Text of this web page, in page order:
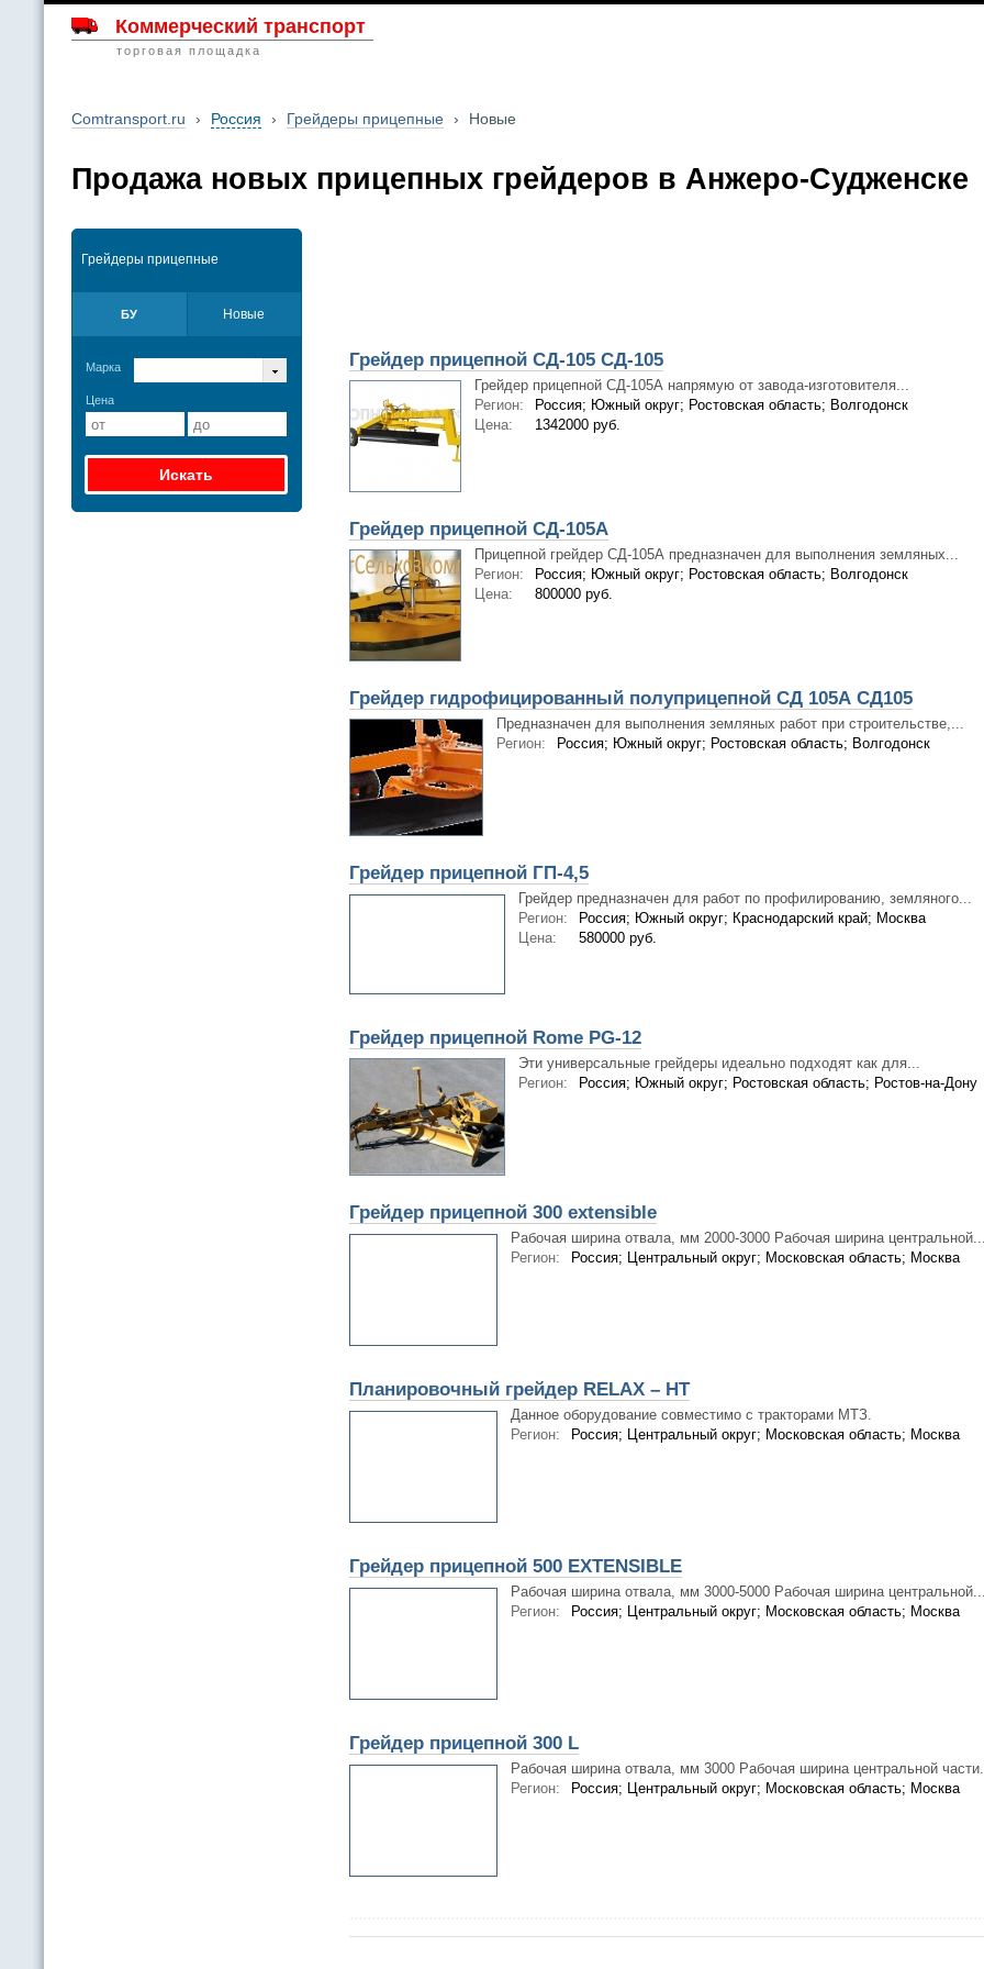
Коммерческий транспорт
торговая площадка
Comtransport.ru › Россия › Грейдеры прицепные › Новые
Продажа новых прицепных грейдеров в Анжеро-Судженске
Грейдеры прицепные
БУ Новые
Марка
Цена
Грейдер прицепной СД-105 СД-105
Грейдер прицепной СД-105А напрямую от завода-изготовителя...
Регион:
Россия; Южный округ; Ростовская область; Волгодонск
Цена:
1342000 руб.
Грейдер прицепной СД-105А
Прицепной грейдер СД-105А предназначен для выполнения земляных...
Регион:
Россия; Южный округ; Ростовская область; Волгодонск
Цена:
800000 руб.
Грейдер гидрофицированный полуприцепной СД 105А СД105
Предназначен для выполнения земляных работ при строительстве,...
Регион:
Россия; Южный округ; Ростовская область; Волгодонск
Грейдер прицепной ГП-4,5
Грейдер предназначен для работ по профилированию, земляного...
Регион:
Россия; Южный округ; Краснодарский край; Москва
Цена:
580000 руб.
Грейдер прицепной Rome PG-12
Эти универсальные грейдеры идеально подходят как для...
Регион:
Россия; Южный округ; Ростовская область; Ростов-на-Дону
Грейдер прицепной 300 extensible
Рабочая ширина отвала, мм 2000-3000 Рабочая ширина
Регион:
Россия; Центральный округ; Московская область; Москва
Планировочный грейдер RELAX – HT
Данное оборудование совместимо с тракторами МТЗ.
Регион:
Россия; Центральный округ; Московская область; Москва
Грейдер прицепной 500 EXTENSIBLE
Рабочая ширина отвала, мм 3000-5000 Рабочая ширина
Регион:
Россия; Центральный округ; Московская область; Москва
Грейдер прицепной 300 L
Рабочая ширина отвала, мм 3000 Рабочая ширина центральной
Регион:
Россия; Центральный округ; Московская область; Москва